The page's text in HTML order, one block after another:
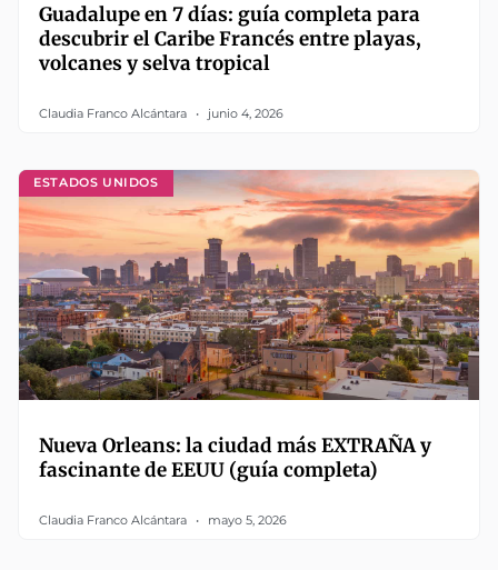
Guadalupe en 7 días: guía completa para
descubrir el Caribe Francés entre playas,
volcanes y selva tropical
Claudia Franco Alcántara junio 4, 2026
ESTADOS UNIDOS
Nueva Orleans: la ciudad más EXTRAÑA y
fascinante de EEUU (guía completa)
Claudia Franco Alcántara mayo 5, 2026